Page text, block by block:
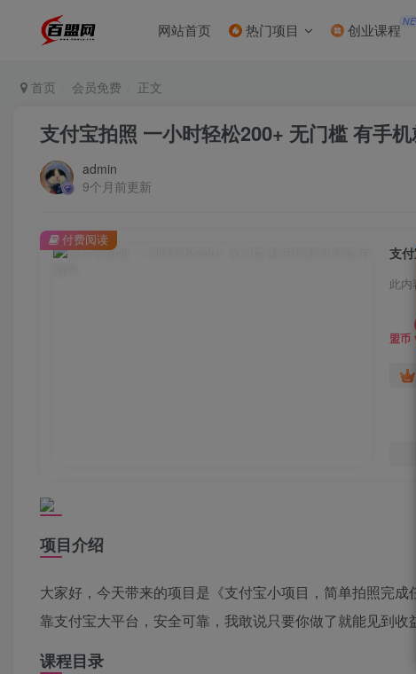
网站首页 热门项目 创业课程
首页 会员免费 正文
支付宝拍照 一小时轻松200+ 无门槛 有手
admin
9个月前更新
支
此内
盟币
付费阅读
项目介绍
大家好，今天带来的项目是《支付宝小项目，简单拍照完
靠支付宝大平台，安全可靠，我敢说只要你做了就能见到收
课程目录